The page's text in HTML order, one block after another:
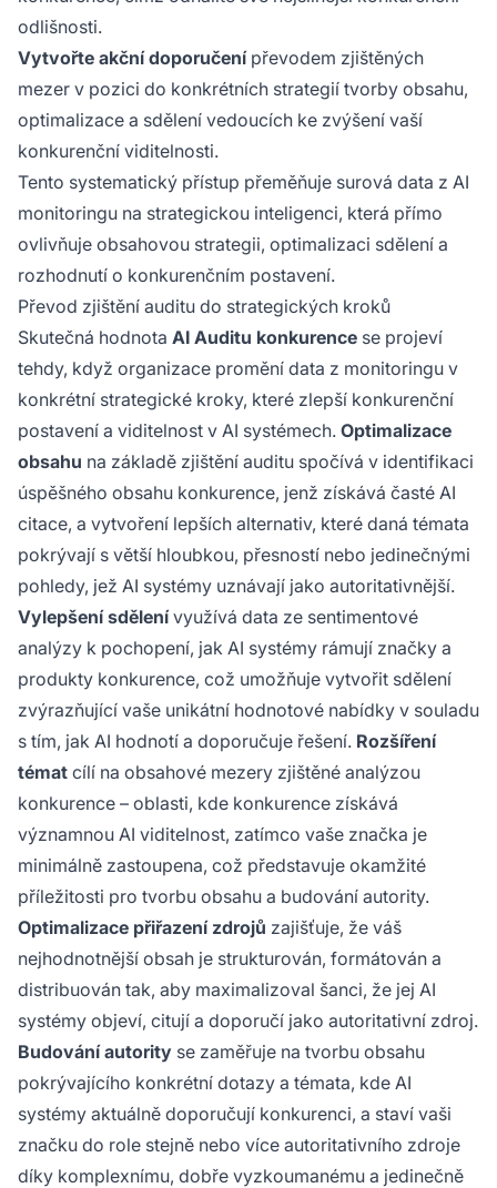
odlišnosti.
Vytvořte akční doporučenípřevodem zjištěných
mezer v pozici do konkrétních strategií tvorby obsahu,
optimalizace a sdělení vedoucích ke zvýšení vaší
konkurenční viditelnosti.
Tento systematický přístup přeměňuje surová data z AI
monitoringu na strategickou inteligenci, která přímo
ovlivňuje obsahovou strategii, optimalizaci sdělení a
rozhodnutí o konkurenčním postavení.
Převod zjištění auditu do strategických kroků
Skutečná hodnota AI Auditu konkurence se projeví
tehdy, když organizace promění data z monitoringu v
konkrétní strategické kroky, které zlepší konkurenční
postavení a viditelnost v AI systémech. Optimalizace
obsahu na základě zjištění auditu spočívá v identifikaci
úspěšného obsahu konkurence, jenž získává časté AI
citace, a vytvoření lepších alternativ, které daná témata
pokrývají s větší hloubkou, přesností nebo jedinečnými
pohledy, jež AI systémy uznávají jako autoritativnější.
Vylepšení sdělenívyužívá data ze sentimentové
analýzy k pochopení, jak AI systémy rámují značky a
produkty konkurence, což umožňuje vytvořit sdělení
zvýrazňující vaše unikátní hodnotové nabídky v souladu
s tím, jak AI hodnotí a doporučuje řešení. Rozšíření
témat cílí na obsahové mezery zjištěné analýzou
konkurence – oblasti, kde konkurence získává
významnou AI viditelnost, zatímco vaše značka je
minimálně zastoupena, což představuje okamžité
příležitosti pro tvorbu obsahu a budování autority.
Optimalizace přiřazení zdrojů zajišťuje, že váš
nejhodnotnější obsah je strukturován, formátován a
distribuován tak, aby maximalizoval šanci, že jej AI
systémy objeví, citují a doporučí jako autoritativní zdroj.
Budování autority se zaměřuje na tvorbu obsahu
pokrývajícího konkrétní dotazy a témata, kde AI
systémy aktuálně doporučují konkurenci, a staví vaši
značku do role stejně nebo více autoritativního zdroje
díky komplexnímu, dobře vyzkoumanému a jedinečně